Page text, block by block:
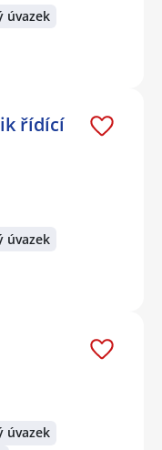
úvazek
řídící
úvazek
úvazek